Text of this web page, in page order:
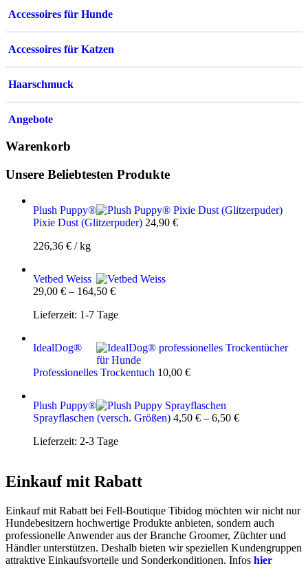
Accessoires für Hunde
Accessoires für Katzen
Haarschmuck
Angebote
Warenkorb
Unsere Beliebtesten Produkte
Plush Puppy®
Pixie Dust (Glitzerpuder) 24,90 €
226,36 € /kg
Vetbed Weiss
29,00 € – 164,50 €
Lieferzeit: 1-7 Tage
IdealDog®
Professionelles Trockentuch 10,00 €
Plush Puppy®
Sprayflaschen (versch. Größen) 4,50 € – 6,50 €
Lieferzeit: 2-3 Tage
Einkauf mit Rabatt
Einkauf mit Rabatt bei Fell-Boutique Tibidog möchten wir nicht nur
Hundebesitzern hochwertige Produkte anbieten, sondern auch
professionelle Anwender aus der Branche Groomer, Züchter und
Händler unterstützen. Deshalb bieten wir speziellen Kundengruppen
attraktive Einkaufsvorteile und Sonderkonditionen. Infos hier